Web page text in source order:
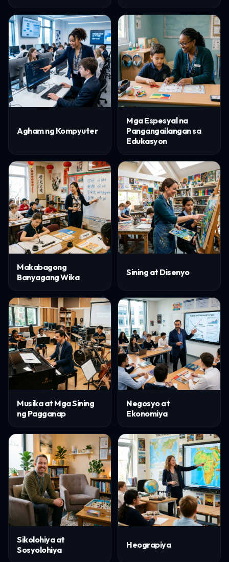
Agham ng Kompyuter
Mga Espesyal na
Pangangailangan sa
Edukasyon
Makabagong
Banyagang Wika
Sining at Disenyo
Musika at Mga Sining
ng Pagganap
Negosyo at
Ekonomiya
Sikolohiya at
Sosyolohiya
Heograpiya